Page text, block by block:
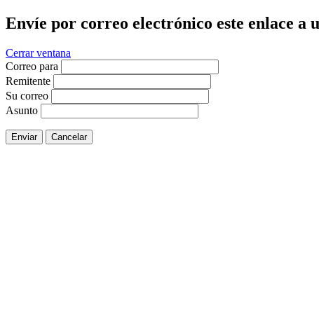
Envíe por correo electrónico este enlace a
Cerrar ventana
Correo para
Remitente
Su correo
Asunto
Enviar Cancelar